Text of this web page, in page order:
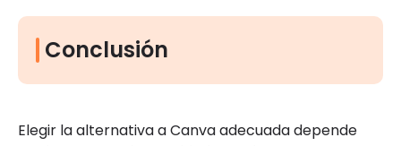
Conclusión
Elegir la alternativa a Canva adecuada depende